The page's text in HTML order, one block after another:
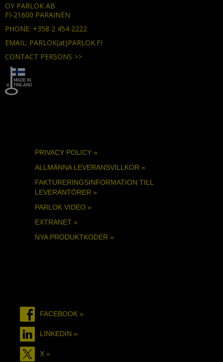
OY PARLOK AB
FI-21600 PARAINEN
PHONE: +358 2 454 2222
EMAIL: PARLOK(at)PARLOK.FI
CONTACT PERSONS >>
PRIVACY POLICY »
ALLMÄNNA LEVERANSVILLKOR »
FAKTURERINGSINFORMATION TILL
LEVERANTÖRER »
PARLOK VIDEO »
EXTRANET »
NYA PRODUKTKODER »
FACEBOOK »
LINKEDIN »
X »